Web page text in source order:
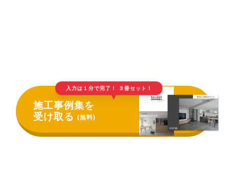
入力は１分で完了！ ３冊セット！
▲
施工事例集を
受け取る(無料)